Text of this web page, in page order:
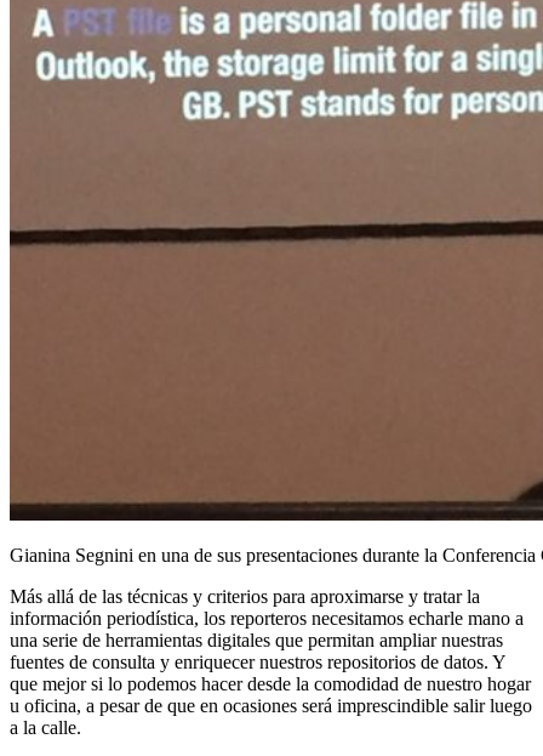
Gianina Segnini en una de sus presentaciones durante la
Más allá de las técnicas y criterios para aproximarse y tratar la
información periodística, los reporteros necesitamos echarle mano a
una serie de herramientas digitales que permitan ampliar nuestras
fuentes de consulta y enriquecer nuestros repositorios de datos. Y
que mejor si lo podemos hacer desde la comodidad de nuestro hogar
u oficina, a pesar de que en ocasiones será imprescindible salir luego
a la calle.